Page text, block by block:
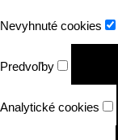
Nevyhnuté cookies
Predvoľby
Analytické cookies